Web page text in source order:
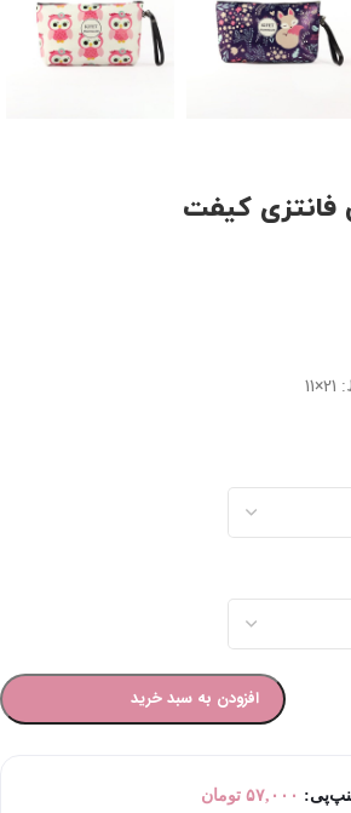
فانتزی کیفت
افزودن به سبد خرید
۵۷,۰۰۰ تومان